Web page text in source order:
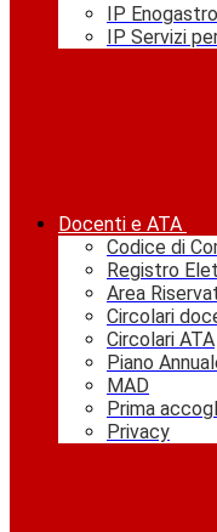
IP
IP Servizi
Docenti e ATA
Codice di
Registro
Area
Circolari
Circolari ATA
Piano
MAD
Prima
Privacy